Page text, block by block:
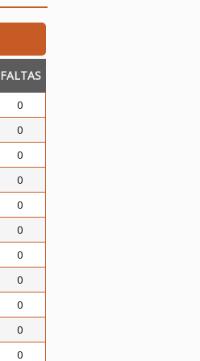
FALTAS
0
0
0
0
0
0
0
0
0
0
0